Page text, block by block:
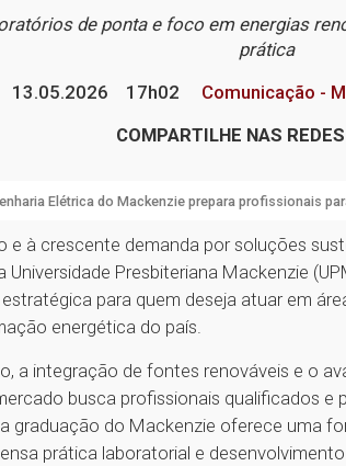
de ponta e foco em energias
prática
13.05.2026
17h02
Comunicação -
COMPARTILHE NAS
Elétrica do Mackenzie prepara profissionais
e à crescente demanda por soluções
Presbiteriana Mackenzie
para quem deseja atuar em
energética do país.
a integração de fontes renováveis e o
busca profissionais qualificados e
graduação do Mackenzie oferece uma
prática laboratorial e